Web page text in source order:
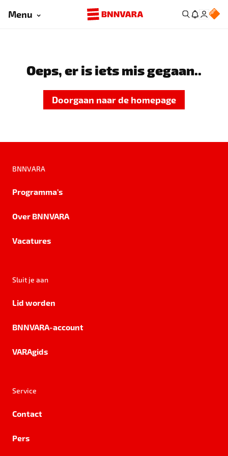
Menu
Oeps, er is iets mis gegaan..
Doorgaan naar de homepage
BNNVARA
Programma's
Over BNNVARA
Vacatures
Sluit je aan
Lid worden
BNNVARA-account
VARAgids
Service
Contact
Pers